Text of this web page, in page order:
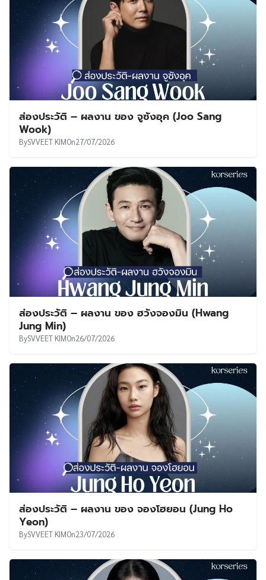
ส่องประวัติ – ผลงาน ของ จูซังอุค (Joo Sang
Wook)
BySVVEET KIMOn27/07/2026
ส่องประวัติ – ผลงาน ของ ฮวังจองมิน (Hwang
Jung Min)
BySVVEET KIMOn26/07/2026
ส่องประวัติ – ผลงาน ของ จองโฮยอน (Jung Ho
Yeon)
BySVVEET KIMOn23/07/2026